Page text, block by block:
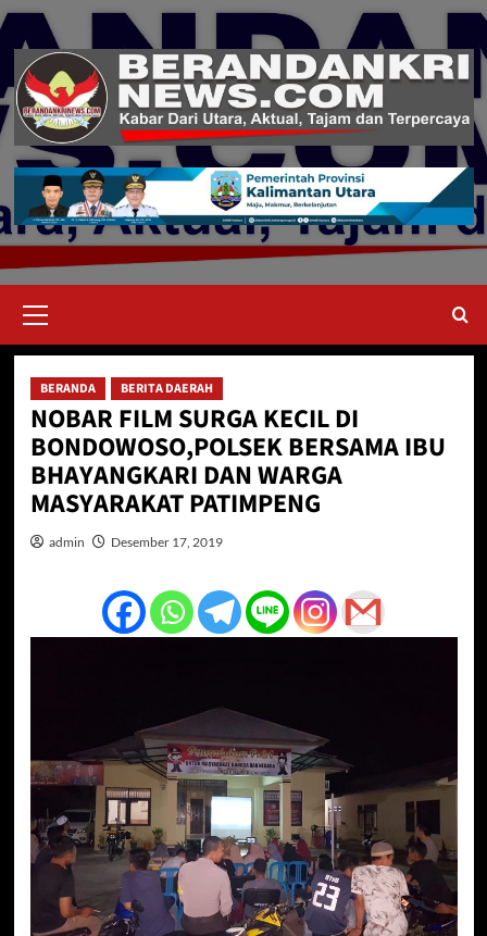
Skip
content
Menu
BERANDA BERITA DAERAH
NOBAR FILM SURGA KECIL DI
BONDOWOSO,POLSEK BERSAMA IBU
BHAYANGKARI DAN WARGA
MASYARAKAT PATIMPENG
admin Desember 17, 2019